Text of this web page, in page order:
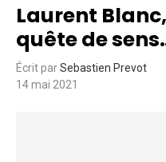
Laurent
quête de
Écrit parSebastien Prevot
14 mai 2021